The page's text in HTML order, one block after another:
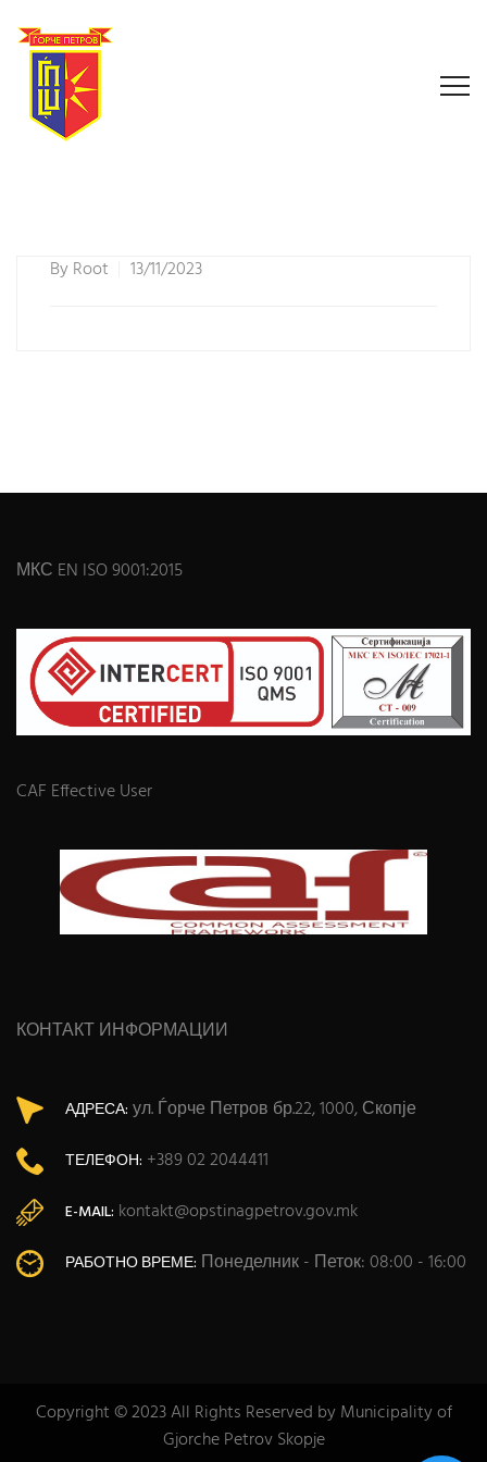
ByRoot 13/11/2023
МКС EN ISO 9001:2015
CAF Effective User
КОНТАКТ ИНФОРМАЦИИ
АДРЕСА: ул. Ѓорче Петров бр.22, 1000, Скопје
ТЕЛЕФОН: +389 02 2044411
E-MAIL: kontakt@opstinagpetrov.gov.mk
РАБОТНО ВРЕМЕ: Понеделник - Петок: 08:00 - 16:00
Copyright © 2023 All Rights Reserved by Municipality of
Gjorche Petrov Skopje